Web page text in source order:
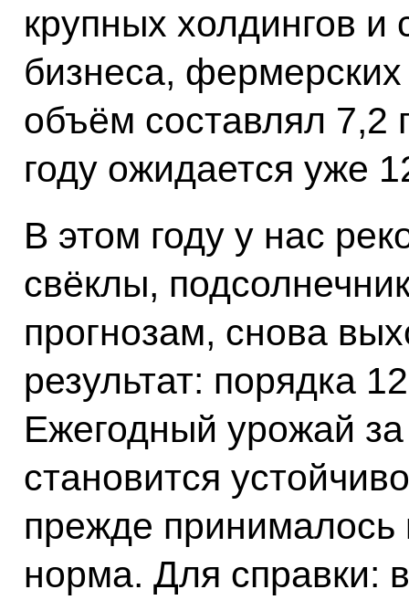
крупных холдингов и
бизнеса, фермерских
объём составлял 7,2
году ожидается уже
В этом году у нас
свёклы,
прогнозам, снова
результат: порядка
Ежегодный урожай
становится
прежде принималось
норма. Для справки: